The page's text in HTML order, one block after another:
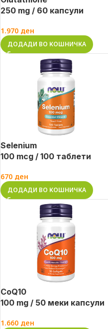
250 mg / 60 капсули
1.970 ден
ДОДАДИ ВО КОШНИЧКА
Selenium
100 mcg / 100 таблети
670 ден
ДОДАДИ ВО КОШНИЧКА
CoQ10
100 mg / 50 меки капсули
1.660 ден